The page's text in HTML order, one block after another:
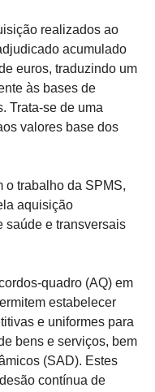
realizados ao
acumulado
euros, traduzindo um
às bases de
Trata-se de uma
valores base dos
o trabalho da SPMS,
aquisição
saúde e transversais
quadro (AQ) em
estabelecer
e uniformes para
bens e serviços, bem
(SAD). Estes
contínua de